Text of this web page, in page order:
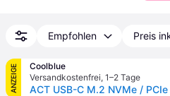
Empfohlen Preis
ANZEIGE
Coolblue
Versandkostenfrei, 1–2 Tage
ACT USB-C M.2 NVMe / PCIe